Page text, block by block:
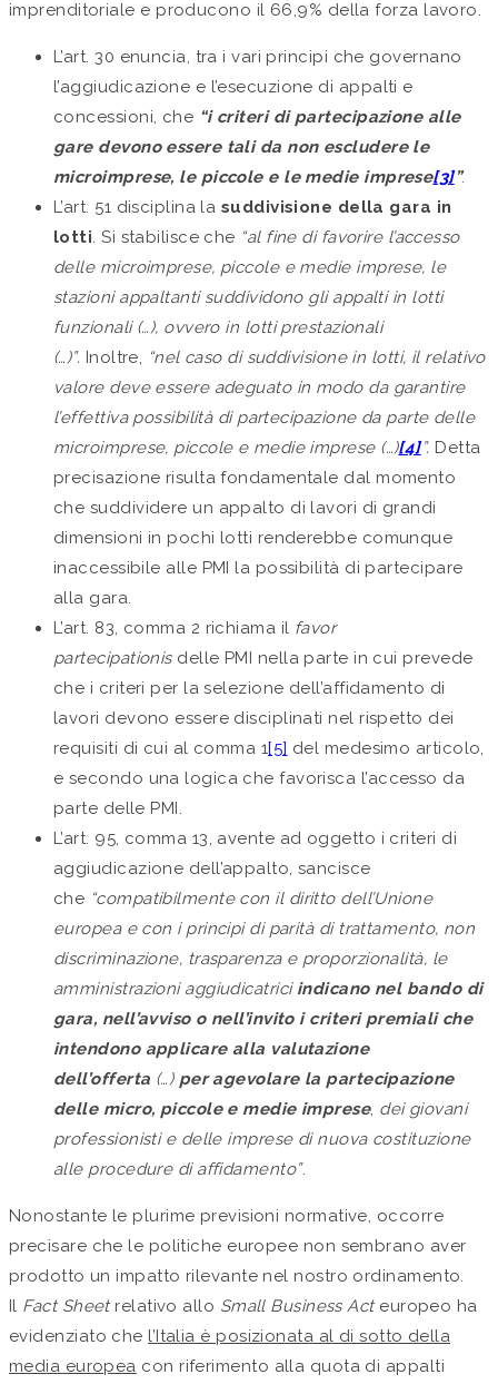
imprenditoriale e producono il 66,9% della forza lavoro.
L’art. 30 enuncia, tra i vari principi che governano
l’aggiudicazione e l’esecuzione di appalti e
concessioni, che “i criteri di partecipazione alle
gare devono essere tali da non escludere le
microimprese, le piccole e le medie imprese[3]”.
L’art. 51 disciplina la suddivisione della gara in
lotti. Si stabilisce che “al fine di favorire l’accesso
delle microimprese, piccole e medie imprese, le
stazioni appaltanti suddividono gli appalti in lotti
funzionali (…), ovvero in lotti prestazionali
(…)”. Inoltre, “nel caso di suddivisione in lotti, il relativo
valore deve essere adeguato in modo da garantire
l’effettiva possibilità di partecipazione da parte delle
microimprese, piccole e medie imprese (…)[4]”. Detta
precisazione risulta fondamentale dal momento
che suddividere un appalto di lavori di grandi
dimensioni in pochi lotti renderebbe comunque
inaccessibile alle PMI la possibilità di partecipare
alla gara.
L’art. 83, comma 2 richiama il favor
partecipationis delle PMI nella parte in cui prevede
che i criteri per la selezione dell’affidamento di
lavori devono essere disciplinati nel rispetto dei
requisiti di cui al comma 1[5] del medesimo articolo,
e secondo una logica che favorisca l’accesso da
parte delle PMI.
L’art. 95, comma 13, avente ad oggetto i criteri di
aggiudicazione dell’appalto, sancisce
che “compatibilmente con il diritto dell’Unione
europea e con i principi di parità di trattamento, non
discriminazione, trasparenza e proporzionalità, le
amministrazioni aggiudicatrici indicano nel bando di
gara, nell’avviso o nell’invito i criteri premiali che
intendono applicare alla valutazione
dell’offerta (…) per agevolare la partecipazione
delle micro, piccole e medie imprese, dei giovani
professionisti e delle imprese di nuova costituzione
alle procedure di affidamento”.
Nonostante le plurime previsioni normative, occorre
precisare che le politiche europee non sembrano aver
prodotto un impatto rilevante nel nostro ordinamento.
Il Fact Sheet relativo allo Small Business Acteuropeo ha
evidenziato che l’Italia è posizionata al di sotto della
media europea con riferimento alla quota di appalti